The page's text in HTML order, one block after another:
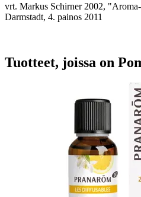
vrt. Markus Schirner 2002,
Darmstadt, 4. painos 2011
Tuotteet, joissa on